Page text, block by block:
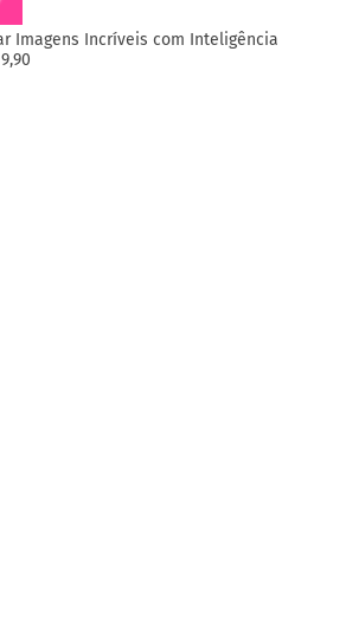
Imagens Incríveis com Inteligência